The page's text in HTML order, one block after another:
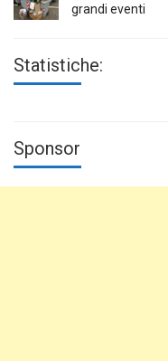
grandi eventi
Statistiche:
Sponsor